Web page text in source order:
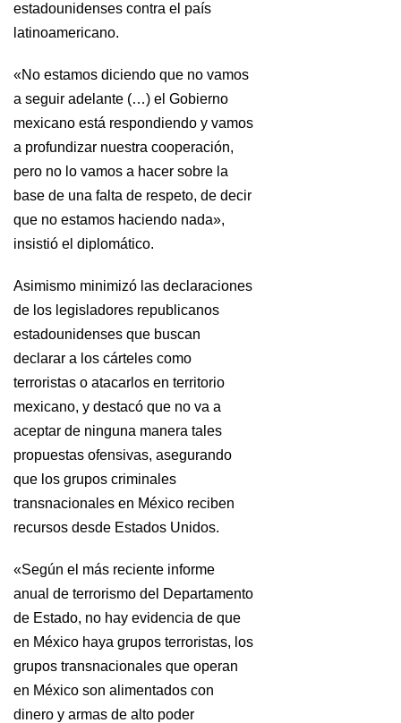
estadounidenses contra el país
latinoamericano.
«No estamos diciendo que no vamos
a seguir adelante (…) el Gobierno
mexicano está respondiendo y vamos
a profundizar nuestra cooperación,
pero no lo vamos a hacer sobre la
base de una falta de respeto, de decir
que no estamos haciendo nada»,
insistió el diplomático.
Asimismo minimizó las declaraciones
de los legisladores republicanos
estadounidenses que buscan
declarar a los cárteles como
terroristas o atacarlos en territorio
mexicano, y destacó que no va a
aceptar de ninguna manera tales
propuestas ofensivas, asegurando
que los grupos criminales
transnacionales en México reciben
recursos desde Estados Unidos.
«Según el más reciente informe
anual de terrorismo del Departamento
de Estado, no hay evidencia de que
en México haya grupos terroristas, los
grupos transnacionales que operan
en México son alimentados con
dinero y armas de alto poder